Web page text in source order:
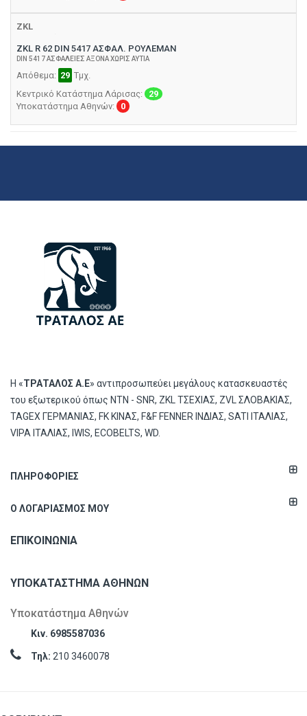
ZKL
ZKL R 62 DIN 5417 ΑΣΦΑΛ. ΡΟΥΛΕΜΑΝ
DIN 5417 ΑΣΦΑΛΕΙΕΣ ΑΞΟΝΑ ΧΩΡΙΣ ΑΥΤΙΑ
Απόθεμα: 29 Τμχ.
Κεντρικό Κατάστημα Λάρισας:
29
Υποκατάστημα Αθηνών:
0
Η «ΤΡΑΤΑΛΟΣ Α.Ε» αντιπροσωπεύει μεγάλους κατασκευαστές
του εξωτερικού όπως ΝΤΝ - SNR, ZKL ΤΣΕΧΙΑΣ, ZVL ΣΛΟΒΑΚΙΑΣ,
TAGEX ΓΕΡΜΑΝΙΑΣ, FK ΚΙΝΑΣ, F&F FENNER ΙΝΔΙΑΣ, SATI ΙΤΑΛΙΑΣ,
VIPA ΙΤΑΛΙΑΣ, IWIS, ECOBELTS, WD.
ΠΛΗΡΟΦΟΡΊΕΣ
Ο ΛΟΓΑΡΙΑΣΜΌΣ ΜΟΥ
ΕΠΙΚΟΙΝΩΝΊΑ
ΥΠΟΚΑΤΆΣΤΗΜΑ ΑΘΗΝΏΝ
Υποκατάστημα Αθηνών
Κιν. 6985587036
Τηλ: 210 3460078